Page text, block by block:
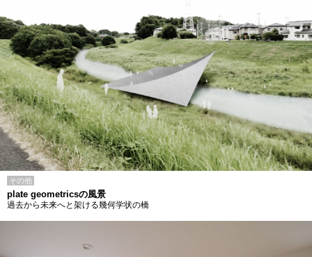
その他
plate geometricsの風景
過去から未来へと架ける幾何学状の橋